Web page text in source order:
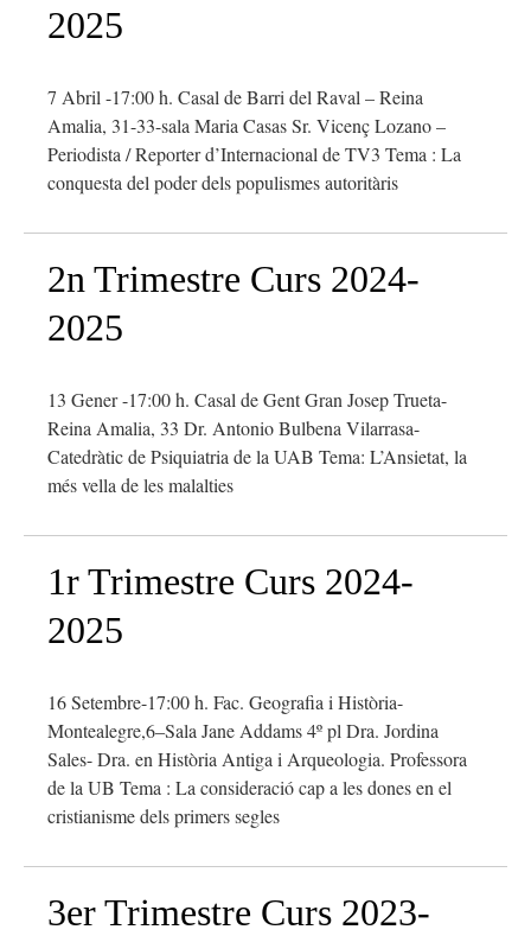
2025
7 Abril -17:00 h. Casal de Barri del Raval – Reina
Amalia, 31-33-sala Maria Casas Sr. Vicenç Lozano –
Periodista / Reporter d’Internacional de TV3 Tema : La
conquesta del poder dels populismes autoritàris
2n Trimestre Curs 2024-
2025
13 Gener -17:00 h. Casal de Gent Gran Josep Trueta-
Reina Amalia, 33 Dr. Antonio Bulbena Vilarrasa-
Catedràtic de Psiquiatria de la UAB Tema: L’Ansietat, la
més vella de les malalties
1r Trimestre Curs 2024-
2025
16 Setembre-17:00 h. Fac. Geografia i Història-
Montealegre,6–Sala Jane Addams 4º pl Dra. Jordina
Sales- Dra. en Història Antiga i Arqueologia. Professora
de la UB Tema : La consideració cap a les dones en el
cristianisme dels primers segles
3er Trimestre Curs 2023-